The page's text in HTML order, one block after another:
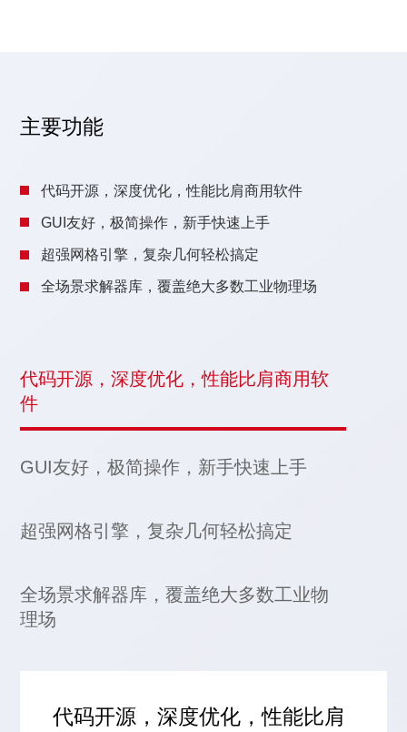
主要功能
代码开源，深度优化，性能比肩商用软件
GUI友好，极简操作，新手快速上手
超强网格引擎，复杂几何轻松搞定
全场景求解器库，覆盖绝大多数工业物理场
代码开源，深度优化，性能比肩商用软
件
GUI友好，极简操作，新手快速上手
超强网格引擎，复杂几何轻松搞定
全场景求解器库，覆盖绝大多数工业物
理场
代码开源，深度优化，性能比肩